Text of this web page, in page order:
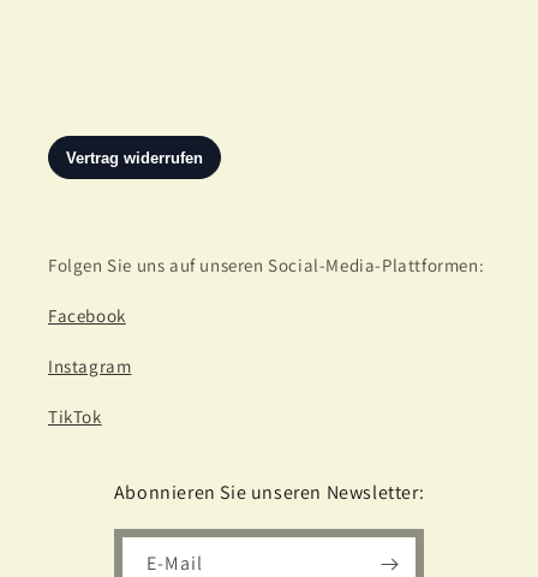
Folgen Sie uns auf unseren Social-Media-Plattformen:
Facebook
Instagram
TikTok
Abonnieren Sie unseren Newsletter:
E-Mail